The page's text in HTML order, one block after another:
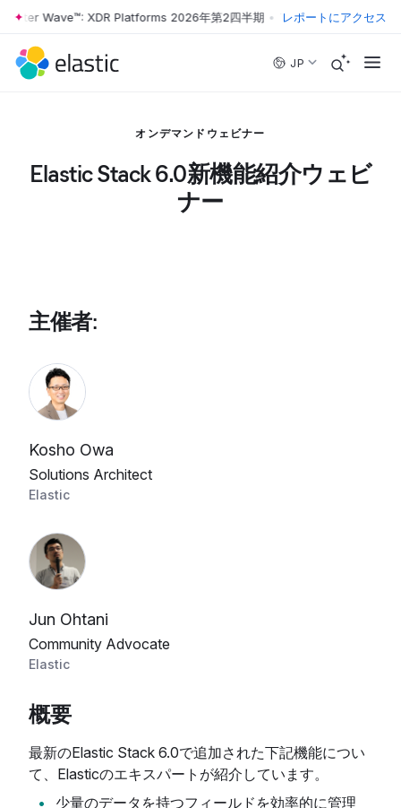
Skip to main content
Wave™: XDR Platforms 2026年第2四半期 • The Forrester
レポートにアクセス
JP
オンデマンドウェビナー
Elastic Stack 6.0新機能紹介ウェビ
ナー
主催者:
Kosho Owa
Solutions Architect
Elastic
Jun Ohtani
Community Advocate
Elastic
概要
最新のElastic Stack 6.0で追加された下記機能につい
て、Elasticのエキスパートが紹介しています。
少量のデータを持つフィールドを効率的に管理